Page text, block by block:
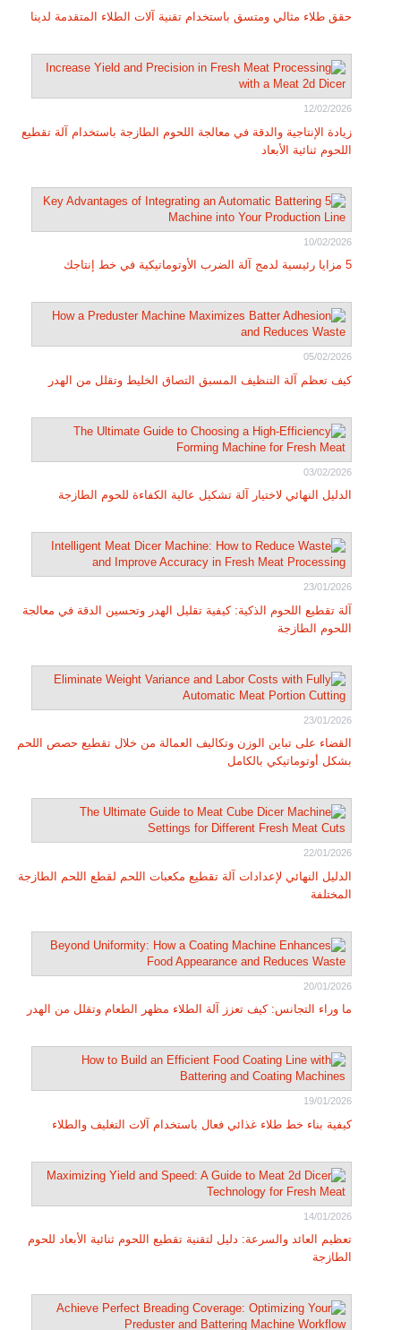
حقق طلاء مثالي ومتسق باستخدام تقنية آلات الطلاء المتقدمة لدينا
12/02/2026
زيادة الإنتاجية والدقة في معالجة اللحوم الطازجة باستخدام آلة تقطيع
اللحوم ثنائية الأبعاد
10/02/2026
5 مزايا رئيسية لدمج آلة الضرب الأوتوماتيكية في خط إنتاجك
05/02/2026
كيف تعظم آلة التنظيف المسبق التصاق الخليط وتقلل من الهدر
03/02/2026
الدليل النهائي لاختيار آلة تشكيل عالية الكفاءة للحوم الطازجة
23/01/2026
آلة تقطيع اللحوم الذكية: كيفية تقليل الهدر وتحسين الدقة في معالجة
اللحوم الطازجة
23/01/2026
القضاء على تباين الوزن وتكاليف العمالة من خلال تقطيع حصص اللحم
بشكل أوتوماتيكي بالكامل
22/01/2026
الدليل النهائي لإعدادات آلة تقطيع مكعبات اللحم لقطع اللحم الطازجة
المختلفة
20/01/2026
ما وراء التجانس: كيف تعزز آلة الطلاء مظهر الطعام وتقلل من الهدر
19/01/2026
كيفية بناء خط طلاء غذائي فعال باستخدام آلات التغليف والطلاء
14/01/2026
تعظيم العائد والسرعة: دليل لتقنية تقطيع اللحوم ثنائية الأبعاد للحوم
الطازجة